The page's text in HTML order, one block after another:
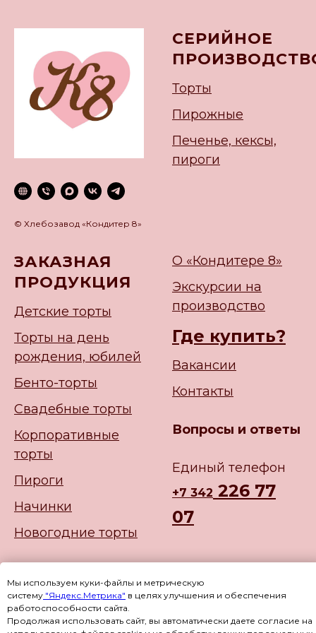
© Хлебозавод «Кондитер 8»
СЕРИЙНОЕ
Торты
Пирожные
Печенье, кексы,
пироги
ЗАКАЗНАЯ
ПРОДУКЦИЯ
Детские торты
Торты на день
рождения, юбилей
Бенто-торты
Свадебные торты
Корпоративные
торты
Пироги
Начинки
Новогодние торты
О «Кондитере 8»
Экскурсии на
производство
Где купить?
Вакансии
Контакты
Вопросы и ответы
Единый телефон
+7 342 226 77
07
Мы используем куки-файлы и метрическую
систему "Яндекс.Метрика" в целях улучшения и обеспечения
работоспособности сайта.
Продолжая использовать сайт, вы автоматически даете согласие на